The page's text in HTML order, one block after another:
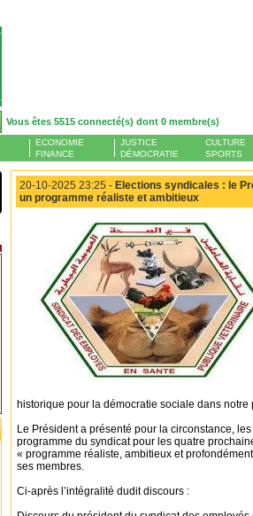
Vous êtes 5515 connecté(s) dont 0 membre(s)
ECONOMIE
FINANCE
JUSTICE
DÉMOCRATIE
CULTURE
SPORTS
20-10-2025 23:25 - Elections syndicales : le
un programme réaliste et ambitieux
historique pour la démocratie sociale dans notre
Le Président a présenté pour la circonstance,
programme du syndicat pour les quatre
« programme réaliste, ambitieux et
ses membres.
Ci-après l’intégralité dudit discours :